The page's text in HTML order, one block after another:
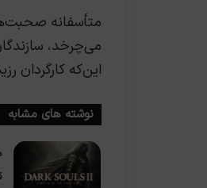
می‌چرخد،
این‌که کارگردان رزیدنت 7 نسخه‌ی 9 را دست گرفته نیز
نوشته های مشابه